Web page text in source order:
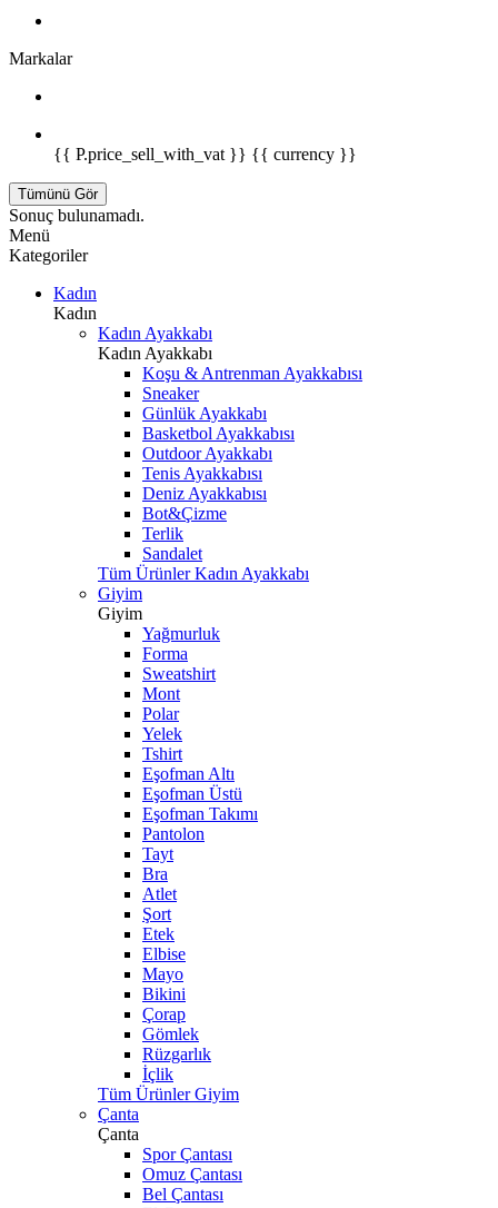
Markalar
{{ P.price_sell_with_vat }} {{ currency }}
Tümünü Gör
Sonuç bulunamadı.
Menü
Kategoriler
Kadın
Kadın
Kadın Ayakkabı
Kadın Ayakkabı
Koşu & Antrenman Ayakkabısı
Sneaker
Günlük Ayakkabı
Basketbol Ayakkabısı
Outdoor Ayakkabı
Tenis Ayakkabısı
Deniz Ayakkabısı
Bot&Çizme
Terlik
Sandalet
Tüm Ürünler Kadın Ayakkabı
Giyim
Giyim
Yağmurluk
Forma
Sweatshirt
Mont
Polar
Yelek
Tshirt
Eşofman Altı
Eşofman Üstü
Eşofman Takımı
Pantolon
Tayt
Bra
Atlet
Şort
Etek
Elbise
Mayo
Bikini
Çorap
Gömlek
Rüzgarlık
İçlik
Tüm Ürünler Giyim
Çanta
Çanta
Spor Çantası
Omuz Çantası
Bel Çantası